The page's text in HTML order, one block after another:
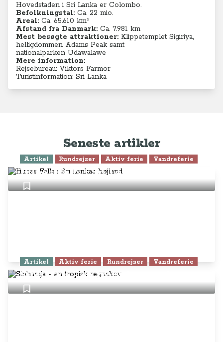
Hovedstaden i Sri Lanka er Colombo.
Befolkningstal: Ca. 22 mio.
Areal: Ca. 65.610 km²
Afstand fra Danmark: Ca. 7.981 km
Mest besøgte attraktioner: Klippetemplet Sigiriya,
helligdommen Adams Peak samt
nationalparken Udawalawe
Mere information:
Rejsebureau: Viktors Farmor
Turistinformation: Sri Lanka
Seneste artikler
Artikel Rundrejser Aktiv ferie Vandreferie
Hunas Falls i Sri Lankas højland
Artikel Aktiv ferie Rundrejser Vandreferie
Sinharaja - en tropisk regnskov